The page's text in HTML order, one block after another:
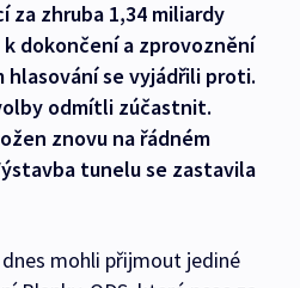
za zhruba 1,34 miliardy
dokončení a zprovoznění
hlasování se vyjádřili proti.
odmítli zúčastnit.
znovu na řádném
tunelu se zastavila
mohli přijmout jediné